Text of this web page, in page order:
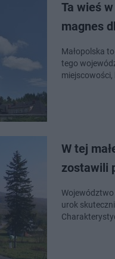
Ta wieś
magnes
Małopolska
tego
miejscowości,
W tej
zostawili
Województwo
urok